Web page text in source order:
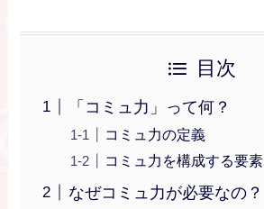
目次
「コミュ力」って何？
コミュ力の定義
コミュ力を構成する要素
なぜコミュ力が必要なの？